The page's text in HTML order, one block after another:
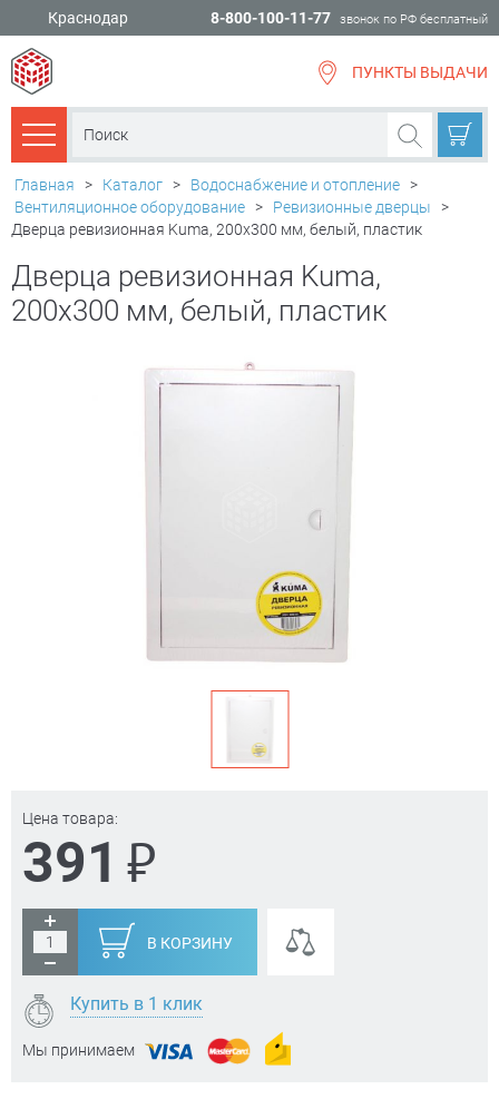
Краснодар 8-800-100-11-77 звонок по РФ бесплатный
ПУНКТЫ ВЫДАЧИ
Каталог товаров
Главная > Каталог > Водоснабжение и отопление >
Вентиляционное оборудование > Ревизионные дверцы
>
Дверца ревизионная Kuma, 200х300 мм, белый, пластик
Дверца ревизионная Kuma,
200х300 мм, белый, пластик
Цена товара:
391 ₽
В КОРЗИНУ
Купить в 1 клик
Мы принимаем